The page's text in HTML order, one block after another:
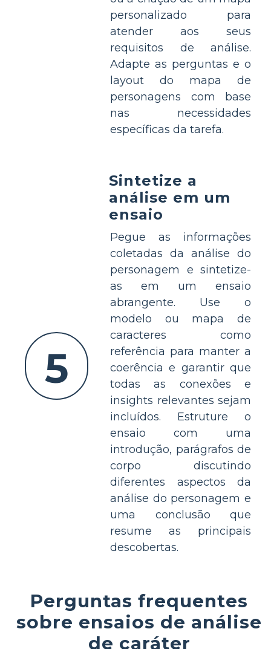
personalizado para
atender aos seus
requisitos de análise.
Adapte as perguntas e o
layout do mapa de
personagens com base
nas necessidades
específicas da tarefa.
5
Sintetize a
análise em um
ensaio
Pegue as informações
coletadas da análise do
personagem e sintetize-
as em um ensaio
abrangente. Use o
modelo ou mapa de
caracteres como
referência para manter a
coerência e garantir que
todas as conexões e
insights relevantes sejam
incluídos. Estruture o
ensaio com uma
introdução, parágrafos de
corpo discutindo
diferentes aspectos da
análise do personagem e
uma conclusão que
resume as principais
descobertas.
Perguntas frequentes
sobre ensaios de análise
de caráter